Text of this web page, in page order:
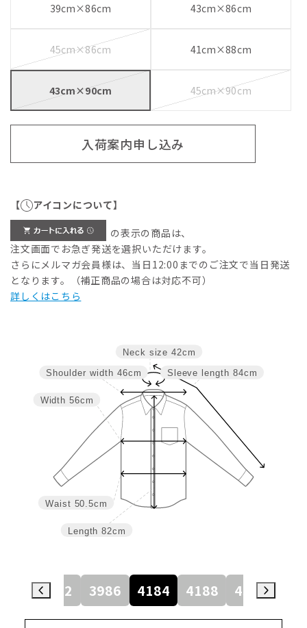
39cm×86cm 43cm×86cm
45cm×86cm 41cm×88cm
43cm×90cm 45cm×90cm
入荷案内申し込み
【 アイコンについて】
の表示の商品は、
注文画面でお急ぎ発送を選択いただけます。
さらにメルマガ会員様は、当日12:00までのご注文で当日発送
となります。（補正商品の場合は対応不可）
詳しくはこちら
Sleeve length 84cm
Neck size 42cm
Length 82cm
Waist 50.5cm
Width 56cm
Shoulder width 46cm
3982 3986 4184 4188 4386